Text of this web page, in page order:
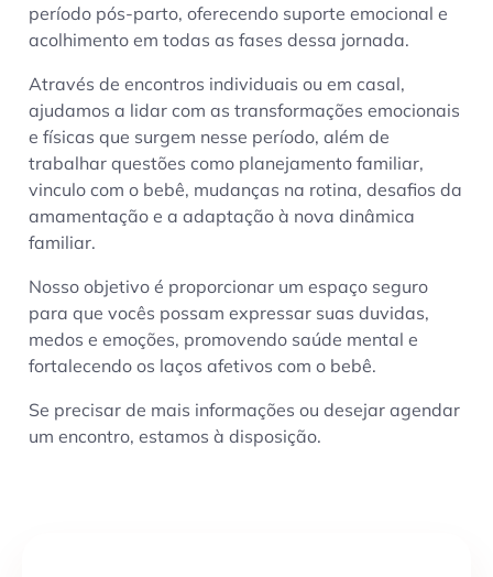
período pós-parto, oferecendo suporte emocional e
acolhimento em todas as fases dessa jornada.
Através de encontros individuais ou em casal,
ajudamos a lidar com as transformações emocionais
e físicas que surgem nesse período, além de
trabalhar questões como planejamento familiar,
vinculo com o bebê, mudanças na rotina, desafios da
amamentação e a adaptação à nova dinâmica
familiar.
Nosso objetivo é proporcionar um espaço seguro
para que vocês possam expressar suas duvidas,
medos e emoções, promovendo saúde mental e
fortalecendo os laços afetivos com o bebê.
Se precisar de mais informações ou desejar agendar
um encontro, estamos à disposição.